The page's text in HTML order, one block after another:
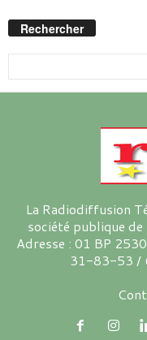
Rechercher
La Radiodiffusion
société publique
Adresse : 01 BP
31-83-53 /